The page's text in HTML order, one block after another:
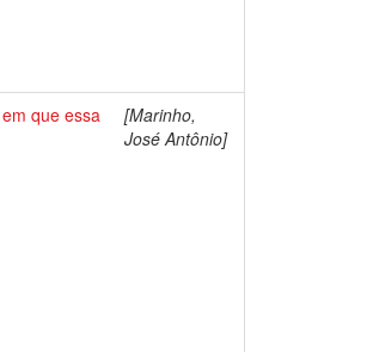
que essa
[Marinho,
José Antônio]